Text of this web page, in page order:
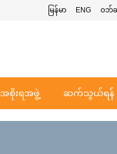
ဝဘ်
ENG
မြန်မာ
အစိုးရအဖွဲ့ ဆက်သွယ်ရန်